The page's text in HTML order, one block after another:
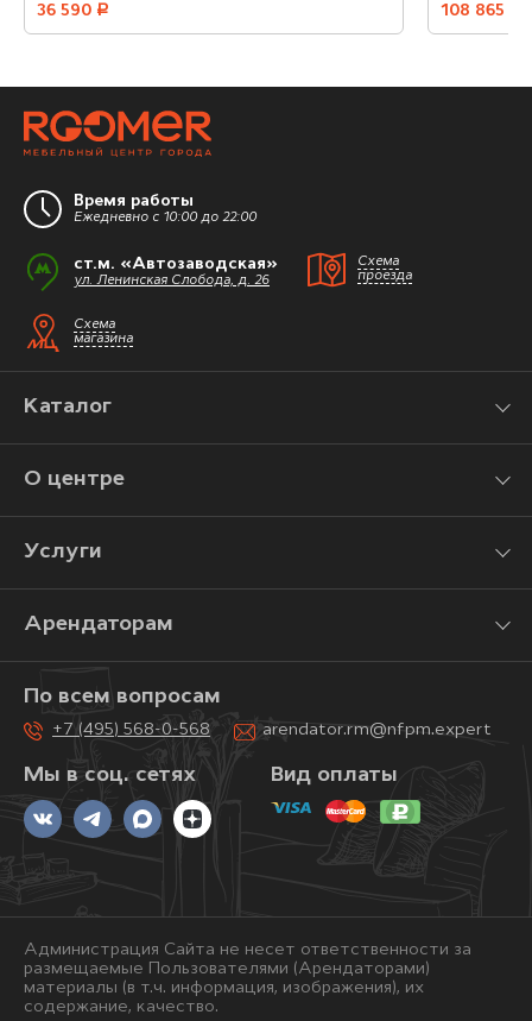
36 590 руб. 108 865
Время работы
Ежедневно с 10:00 до 22:00
ст.м. «Автозаводская»
ул. Ленинская Слобода, д. 26
Схема
проезда
Схема
магазина
Каталог
О центре
Услуги
Арендаторам
Мы в соц. сетях
По всем вопросам
+7 (495) 568-0-568 arendator.rm@nfpm.expert
Вид оплаты
Администрация Сайта не несет ответственности за
размещаемые Пользователями (Арендаторами)
материалы (в т.ч. информация, изображения), их
содержание, качество.